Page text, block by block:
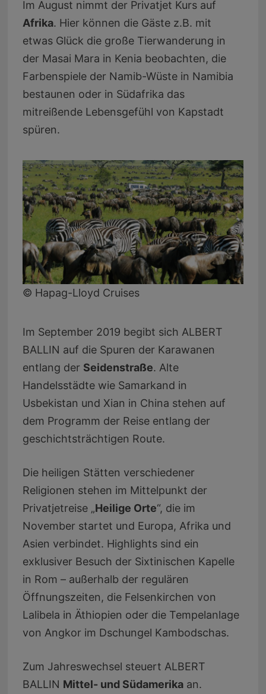
Im August nimmt der Privatjet Kurs auf
Afrika. Hier können die Gäste z.B. mit
etwas Glück die große Tierwanderung in
der Masai Mara in Kenia beobachten, die
Farbenspiele der Namib-Wüste in Namibia
bestaunen oder in Südafrika das
mitreißende Lebensgefühl von Kapstadt
spüren.
© Hapag-Lloyd Cruises
Im September 2019 begibt sich ALBERT
BALLIN auf die Spuren der Karawanen
entlang der Seidenstraße. Alte
Handelsstädte wie Samarkand in
Usbekistan und Xian in China stehen auf
dem Programm der Reise entlang der
geschichtsträchtigen Route.
Die heiligen Stätten verschiedener
Religionen stehen im Mittelpunkt der
Privatjetreise „Heilige Orte“, die im
November startet und Europa, Afrika und
Asien verbindet. Highlights sind ein
exklusiver Besuch der Sixtinischen Kapelle
in Rom – außerhalb der regulären
Öffnungszeiten, die Felsenkirchen von
Lalibela in Äthiopien oder die Tempelanlage
von Angkor im Dschungel Kambodschas.
Zum Jahreswechsel steuert ALBERT
BALLIN Mittel- und Südamerikaan.